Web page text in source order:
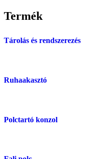
Termék
Tárolás és rendszerezés
Ruhaakasztó
Polctartó konzol